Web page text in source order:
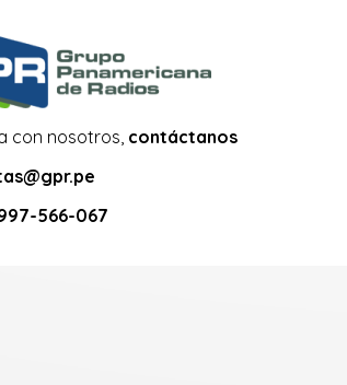
con nosotros, contáctanos
566-067